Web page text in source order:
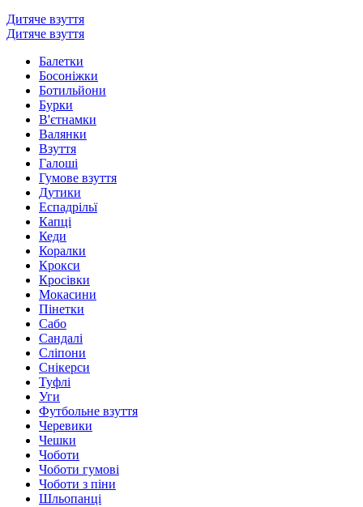
Дитяче взуття
Дитяче взуття
Балетки
Босоніжки
Ботильйони
Бурки
В'єтнамки
Валянки
Взуття
Галоші
Гумове взуття
Дутики
Еспадрільї
Капці
Кеди
Коралки
Крокси
Кросівки
Мокасини
Пінетки
Сабо
Сандалі
Сліпони
Снікерси
Туфлі
Уги
Футбольне взуття
Черевики
Чешки
Чоботи
Чоботи гумові
Чоботи з піни
Шльопанці